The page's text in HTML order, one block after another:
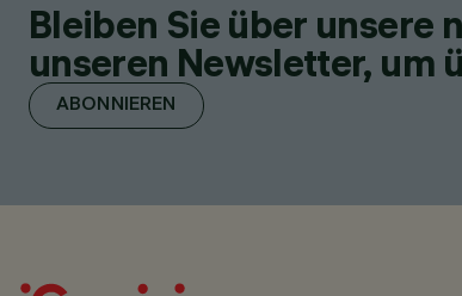
Bleiben Sie über unsere
unseren Newsletter, um
ABONNIEREN